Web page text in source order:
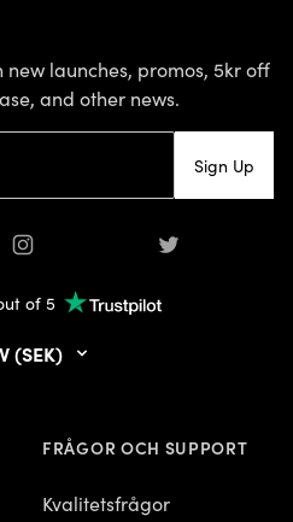
launches, promos, 5kr off
and other news.
Sign Up
Instagram Twitter
of 5
(SEK)
FRÅGOR OCH SUPPORT
Kvalitetsfrågor